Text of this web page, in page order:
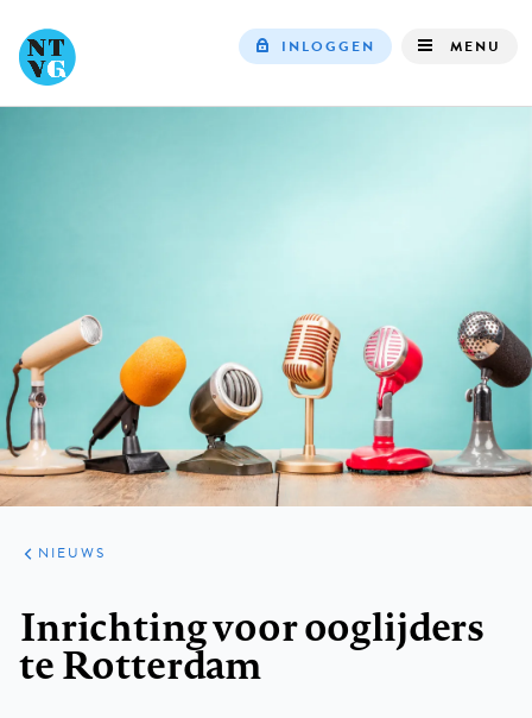
INLOGGEN MENU
ARTIKELEN
HET
KORT
NIEUWS
Inrichting voor ooglijders
te Rotterdam